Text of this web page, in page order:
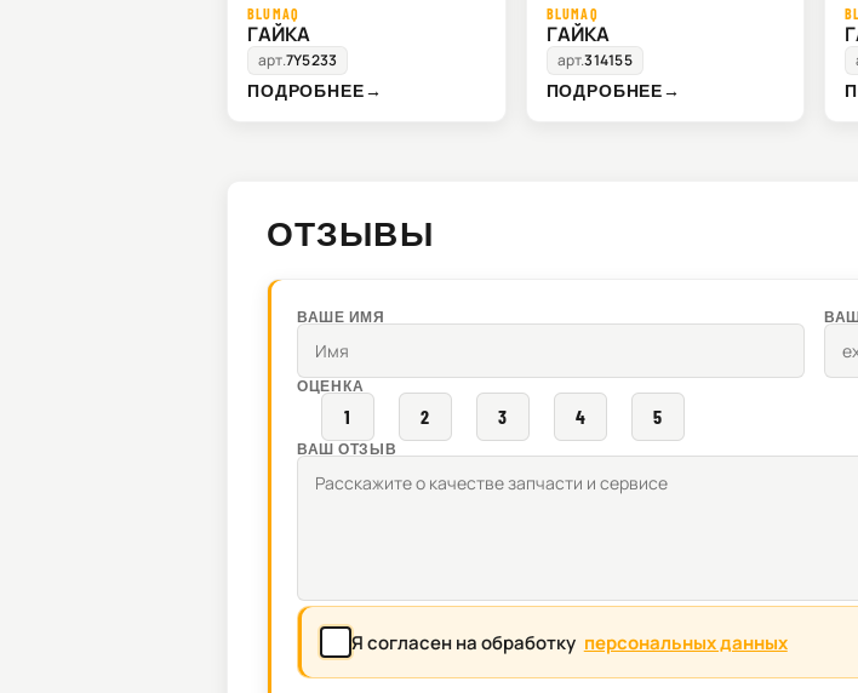
BLUMAQ
ГАЙКА
арт.7Y5233
ПОДРОБНЕЕ→
BLUMAQ
ГАЙКА
арт.314155
ПОДРОБНЕЕ→
ОТЗЫВЫ
ВАШЕ ИМЯ ВАШ
ОЦЕНКА
1 2 3 4 5
ВАШ ОТЗЫВ
Я согласен на обработку персональных данных